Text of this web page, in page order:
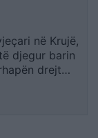
në Krujë,
djegur barin
drejt